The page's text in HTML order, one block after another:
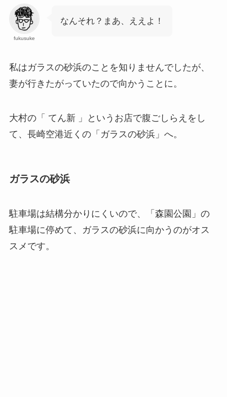
fukusuke
なんそれ？まあ、ええよ！
私はガラスの砂浜のことを知りませんでしたが、
妻が行きたがっていたので向かうことに。
大村の「 てん新 」というお店で腹ごしらえをし
て、長崎空港近くの「 ガラスの砂浜」へ。
ガラスの砂浜
駐車場は結構分かりにくいので、
「森園公園」の
駐車場に停めて、ガラスの砂浜に向かうのがオス
スメ です。